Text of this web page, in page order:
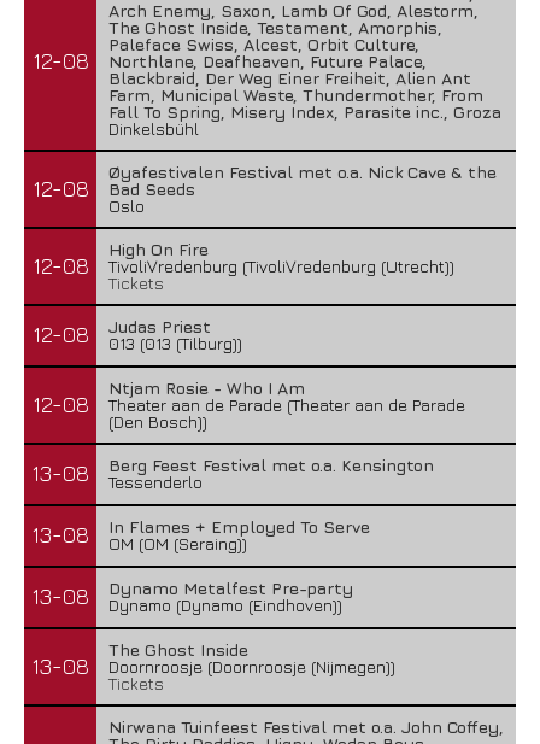
12-08
Arch Enemy, Saxon, Lamb Of God, Alestorm,
The Ghost Inside, Testament, Amorphis,
Paleface Swiss, Alcest, Orbit Culture,
Northlane, Deafheaven, Future Palace,
Blackbraid, Der Weg Einer Freiheit, Alien Ant
Farm, Municipal Waste, Thundermother, From
Fall To Spring, Misery Index, Parasite inc., Groza
Dinkelsbühl
12-08
Øyafestivalen Festival met o.a. Nick Cave & the
Bad Seeds
Oslo
12-08
High On Fire
TivoliVredenburg (TivoliVredenburg (Utrecht))
Tickets
12-08
Judas Priest
013 (013 (Tilburg))
12-08
Ntjam Rosie - Who I Am
Theater aan de Parade (Theater aan de Parade
(Den Bosch))
13-08
Berg Feest Festival met o.a. Kensington
Tessenderlo
13-08
In Flames + Employed To Serve
OM (OM (Seraing))
13-08
Dynamo Metalfest Pre-party
Dynamo (Dynamo (Eindhoven))
13-08
The Ghost Inside
Doornroosje (Doornroosje (Nijmegen))
Tickets
Nirwana Tuinfeest Festival met o.a. John Coffey,